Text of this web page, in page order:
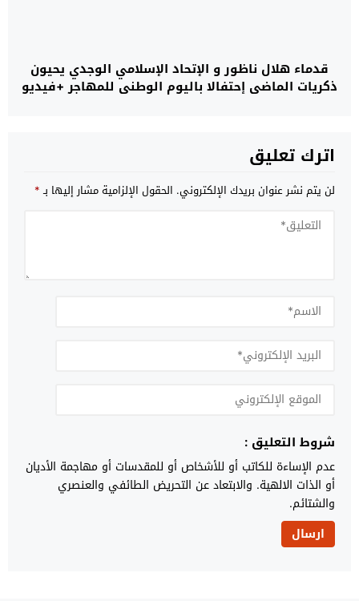
قدماء هلال ناظور و الإتحاد الإسلامي الوجدي يحيون
ذكريات الماضي إحتفالا باليوم الوطني للمهاجر +فيديو
اترك تعليق
لن يتم نشر عنوان بريدك الإلكتروني. الحقول الإلزامية مشار إليها بـ*
شروط التعليق :
عدم الإساءة للكاتب أو للأشخاص أو للمقدسات أو مهاجمة الأديان
أو الذات الالهية. والابتعاد عن التحريض الطائفي والعنصري
والشتائم.